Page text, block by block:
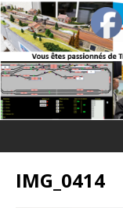
IMG_0414